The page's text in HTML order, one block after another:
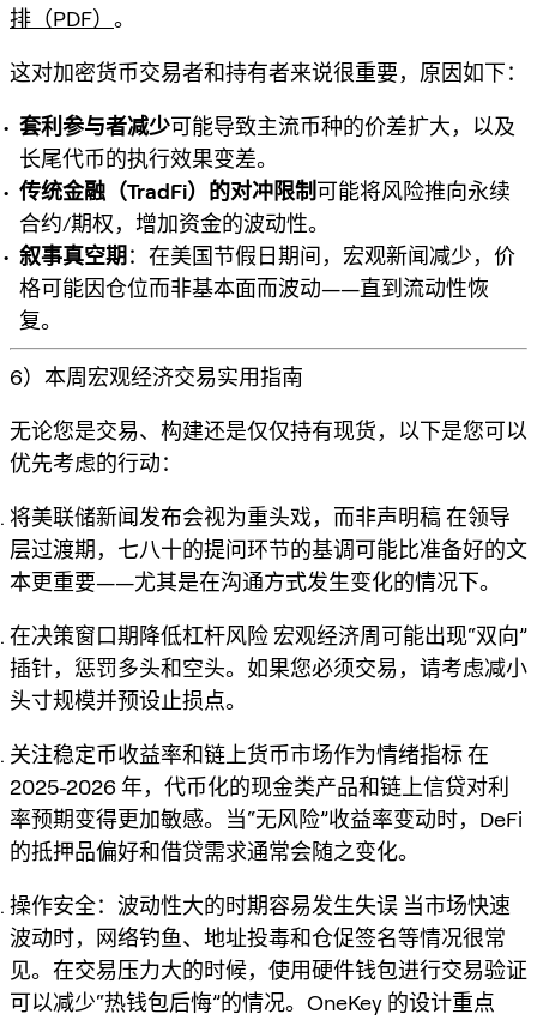
排（PDF） 。
这对加密货币交易者和持有者来说很重要，原因如下：
套利参与者减少可能导致主流币种的价差扩大，以及
长尾代币的执行效果变差。
传统金融（TradFi）的对冲限制可能将风险推向永续
合约/期权，增加资金的波动性。
叙事真空期 ：在美国节假日期间，宏观新闻减少，价
格可能因仓位而非基本面而波动——直到流动性恢
复。
6）本周宏观经济交易实用指南
无论您是交易、构建还是仅仅持有现货，以下是您可以
优先考虑的行动：
将美联储新闻发布会视为重头戏，而非声明稿在领导
层过渡期，七八十的提问环节的基调可能比准备好的文
本更重要——尤其是在沟通方式发生变化的情况下。
在决策窗口期降低杠杆风险 宏观经济周可能出现“双向”
插针，惩罚多头和空头。如果您必须交易，请考虑减小
头寸规模并预设止损点。
关注稳定币收益率和链上货币市场作为情绪指标在
2025-2026 年，代币化的现金类产品和链上信贷对利
率预期变得更加敏感。当“无风险”收益率变动时，DeFi
的抵押品偏好和借贷需求通常会随之变化。
操作安全：波动性大的时期容易发生失误 当市场快速
波动时，网络钓鱼、地址投毒和仓促签名等情况很常
见。在交易压力大的时候，使用硬件钱包进行交易验证
可以减少“热钱包后悔”的情况。OneKey 的设计重点